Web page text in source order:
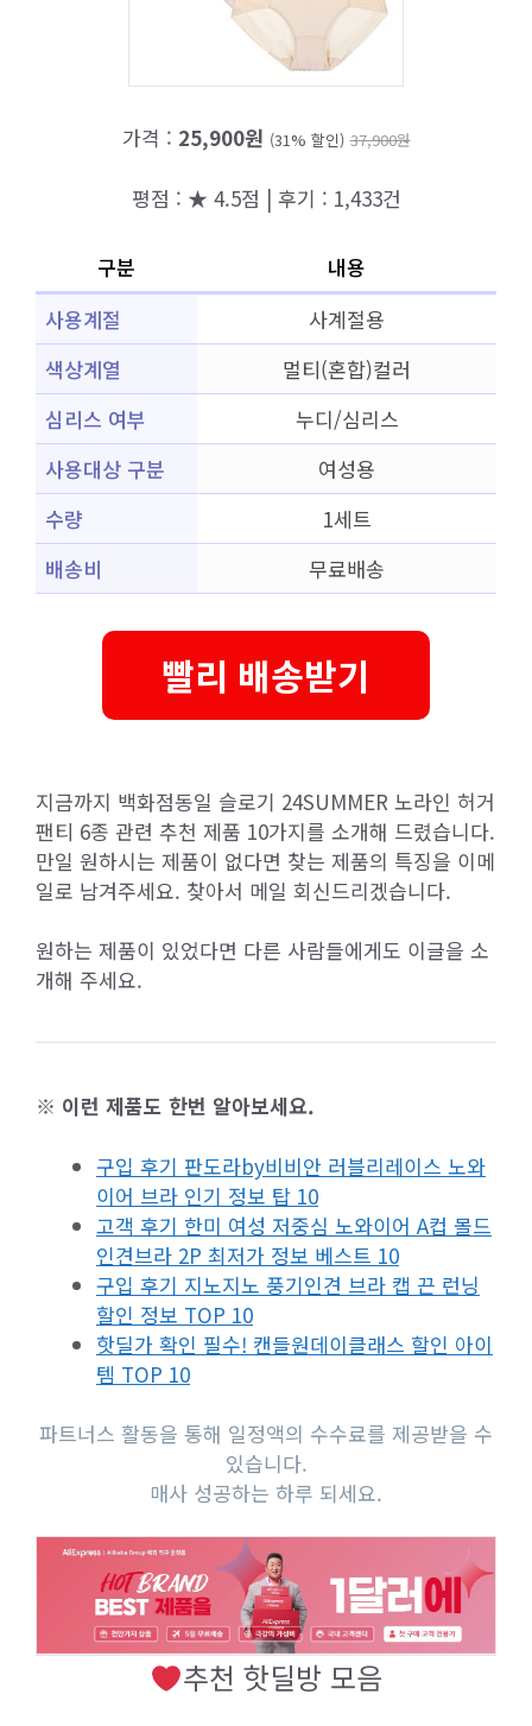
가격 : 25,900원 (31% 할인) 37,900원
평점 : ★ 4.5점 | 후기 : 1,433건
구분
내용
사용계절
사계절용
색상계열
멀티(혼합)컬러
심리스 여부
누디/심리스
사용대상 구분
여성용
수량
1세트
배송비
무료배송
빨리 배송받기
지금까지 백화점동일 슬로기 24SUMMER 노라인 허거
팬티 6종 관련 추천 제품 10가지를 소개해 드렸습니다.
만일 원하시는 제품이 없다면 찾는 제품의 특징을 이메
일로 남겨주세요. 찾아서 메일 회신드리겠습니다.
원하는 제품이 있었다면 다른 사람들에게도 이글을 소
개해 주세요.
※ 이런 제품도 한번 알아보세요.
구입 후기 판도라by비비안 러블리레이스 노와
이어 브라 인기 정보 탑 10
고객 후기 한미 여성 저중심 노와이어 A컵 몰드
인견브라 2P 최저가 정보 베스트 10
구입 후기 지노지노 풍기인견 브라 캡 끈 런닝
할인 정보 TOP 10
핫딜가 확인 필수! 캔들원데이클래스 할인 아이
템 TOP 10
파트너스 활동을 통해 일정액의 수수료를 제공받을 수
있습니다.
매사 성공하는 하루 되세요.
추천 핫딜방 모음